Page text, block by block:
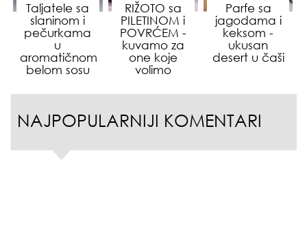
Taljatele sa
slaninom i
pečurkama
u
aromatičnom
belom sosu
RIŽOTO sa
PILETINOM i
POVRĆEM -
kuvamo za
one koje
volimo
Parfe sa
jagodama i
keksom -
ukusan
desert u čaši
NAJPOPULARNIJI KOMENTARI